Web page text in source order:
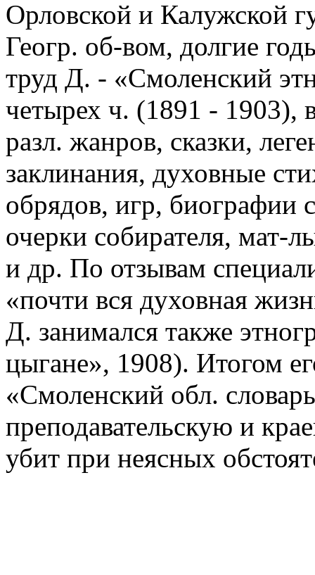
Орловской и Калужской
Геогр. об-вом, долгие
труд Д. - «Смоленский
четырех ч. (1891 - 1903),
разл. жанров, сказки,
заклинания, духовные
обрядов, игр, биографии
очерки собирателя, мат-
и др. По отзывам
«почти вся духовная
Д. занимался также
цыгане», 1908). Итогом
«Смоленский обл.
преподавательскую и
убит при неясных